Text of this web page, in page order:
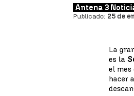
Antena 3
Publicado: 25 de
La
es la
el mes
hacer